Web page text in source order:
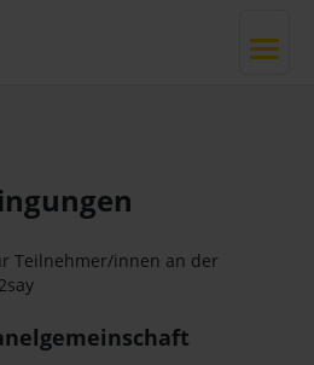
Teilnehmer/innen an der